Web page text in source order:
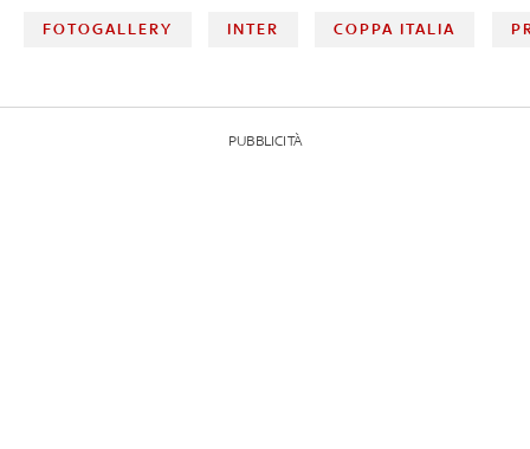
FOTOGALLERY INTER COPPA ITALIA
PUBBLICITÀ